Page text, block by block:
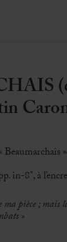
in-8°, à
ma pièce ;
»